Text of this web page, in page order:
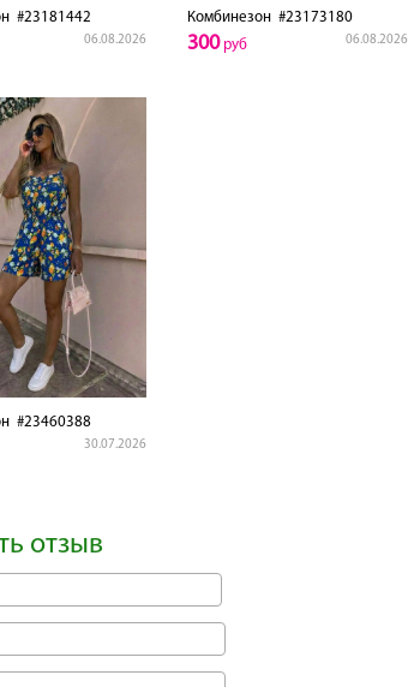
#23181442
06.08.2026
Комбинезон#23173180
06.08.2026
300руб
#23460388
30.07.2026
отзыв